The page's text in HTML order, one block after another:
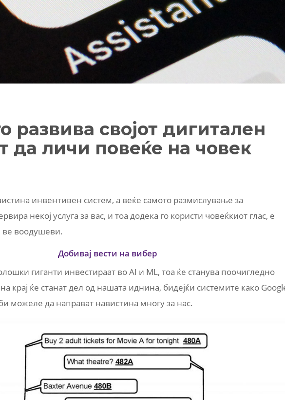
развива својот дигитален
да личи повеќе на човек
инвентивен систем, а веќе самото размислување за
некој услуга за вас, и тоа додека го користи човеќкиот глас, е
воодушеви.
Добивај вести на вибер
гиганти инвестираат во AI и ML, тоа ќе станува поочигледно
крај ќе станат дел од нашата иднина, бидејќи системите како
можеле да направат навистина многу за нас.